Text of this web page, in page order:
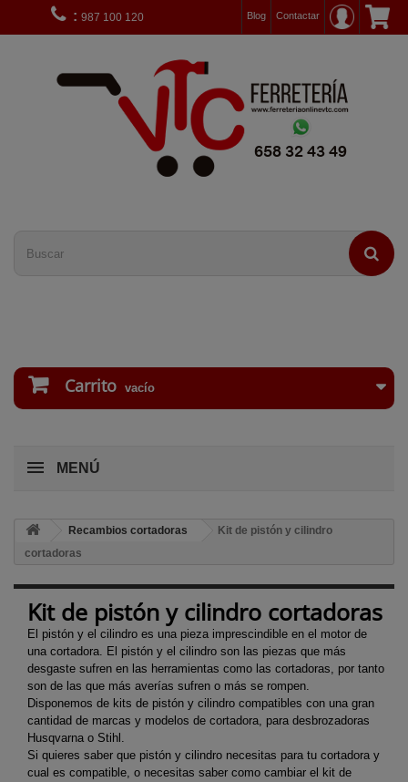
Contactar
: 987 100 120 Blog
Carrito vacío
MENÚ
Recambios cortadoras
Kit de pistón y cilindro
cortadoras
Kit de pistón y cilindro cortadoras
El pistón y el cilindro es una pieza imprescindible en el motor de
una cortadora. El pistón y el cilindro son las piezas que más
desgaste sufren en las herramientas como las cortadoras, por tanto
son de las que más averías sufren o más se rompen.
Disponemos de kits de pistón y cilindro compatibles con una gran
cantidad de marcas y modelos de cortadora, para desbrozadoras
Husqvarna o Stihl.
Si quieres saber que pistón y cilindro necesitas para tu cortadora y
cual es compatible, o necesitas saber como cambiar el kit de